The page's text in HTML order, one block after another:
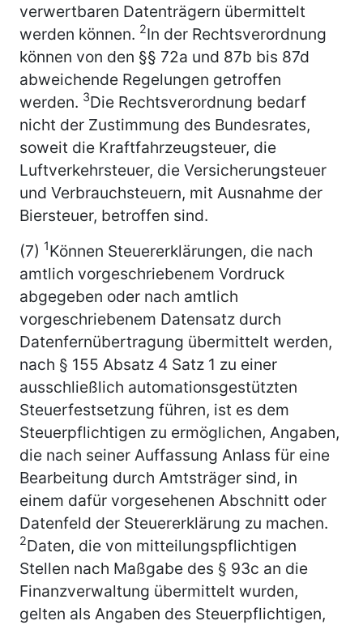
verwertbaren Datenträgern übermittelt
werden können. 2In der Rechtsverordnung
können von den §§ 72a und 87b bis 87d
abweichende Regelungen getroffen
werden. 3Die Rechtsverordnung bedarf
nicht der Zustimmung des Bundesrates,
soweit die Kraftfahrzeugsteuer, die
Luftverkehrsteuer, die Versicherungsteuer
und Verbrauchsteuern, mit Ausnahme der
Biersteuer, betroffen sind.
(7) 1Können Steuererklärungen, die nach
amtlich vorgeschriebenem Vordruck
abgegeben oder nach amtlich
vorgeschriebenem Datensatz durch
Datenfernübertragung übermittelt werden,
nach § 155 Absatz 4 Satz 1 zu einer
ausschließlich automationsgestützten
Steuerfestsetzung führen, ist es dem
Steuerpflichtigen zu ermöglichen, Angaben,
die nach seiner Auffassung Anlass für eine
Bearbeitung durch Amtsträger sind, in
einem dafür vorgesehenen Abschnitt oder
Datenfeld der Steuererklärung zu machen.
2Daten, die von mitteilungspflichtigen
Stellen nach Maßgabe des § 93c an die
Finanzverwaltung übermittelt wurden,
gelten als Angaben des Steuerpflichtigen,